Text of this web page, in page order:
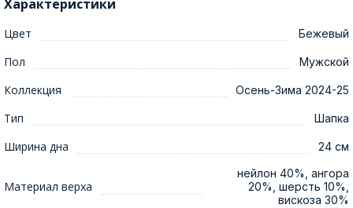
Характеристики
Цвет Бежевый
Пол Мужской
Коллекция Осень-Зима 2024-25
Тип Шапка
Ширина дна 24 см
Материал верха
нейлон 40%, ангора
20%, шерсть 10%,
вискоза 30%